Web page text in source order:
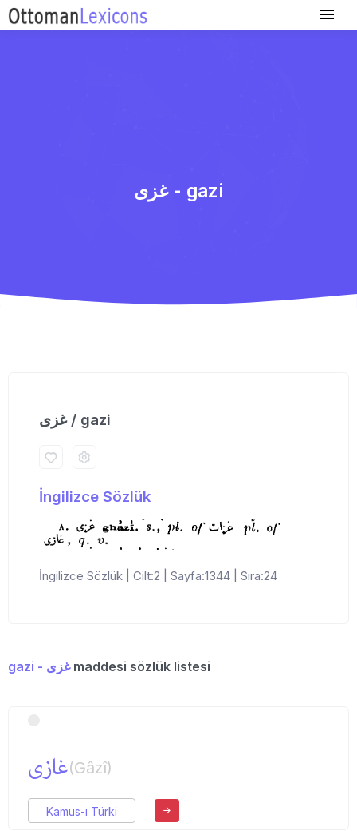
غزی - gazi
غزی / gazi
İngilizce Sözlük
İngilizce Sözlük | Cilt:2 | Sayfa:1344 | Sıra:24
gazi - غزیmaddesi sözlük listesi
غازی(Gâzî)
Kamus-ı Türki